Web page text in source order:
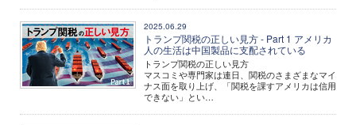
2025.06.29
トランプ関税の正しい見方 - Part 1 アメリカ
人の生活は中国製品に支配されている
トランプ関税の正しい見方
マスコミや専門家は連日、関税のさまざまなマイ
ナス面を取り上げ、「関税を課すアメリカは信用
できない」とい…